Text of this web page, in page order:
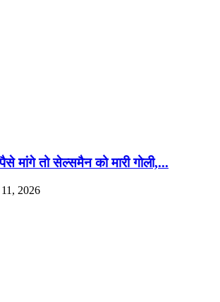
मांगे तो सेल्समैन को मारी गोली,...
2026